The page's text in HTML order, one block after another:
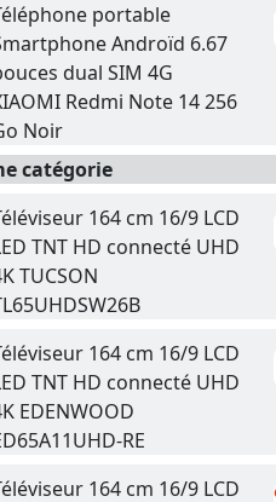
portable
Androïd 6.67
dual SIM 4G
Redmi Note 14 256
Noir
catégorie
164 cm 16/9 LCD
TNT HD connecté UHD
TUCSON
164 cm 16/9 LCD
TNT HD connecté UHD
EDENWOOD
RE
164 cm 16/9 LCD